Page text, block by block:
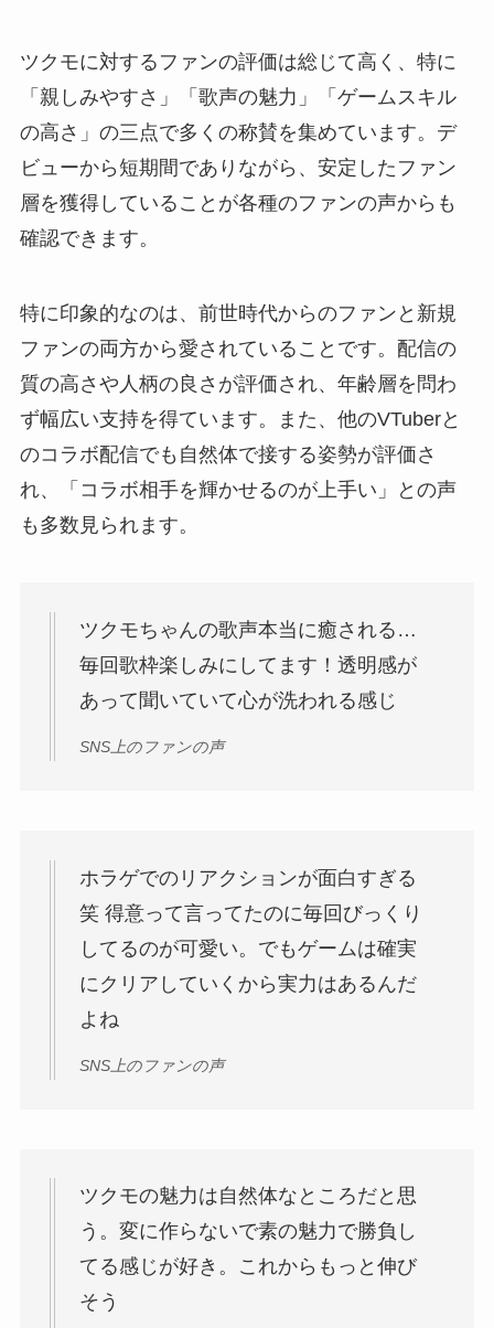
ツクモに対するファンの評価は総じて高く、特に
「親しみやすさ」「歌声の魅力」「ゲームスキル
の高さ」の三点で多くの称賛を集めています。デ
ビューから短期間でありながら、安定したファン
層を獲得していることが各種のファンの声からも
確認できます。
特に印象的なのは、前世時代からのファンと新規
ファンの両方から愛されていることです。配信の
質の高さや人柄の良さが評価され、年齢層を問わ
ず幅広い支持を得ています。また、他のVTuberと
のコラボ配信でも自然体で接する姿勢が評価さ
れ、「コラボ相手を輝かせるのが上手い」との声
も多数見られます。
ツクモちゃんの歌声本当に癒される…
毎回歌枠楽しみにしてます！透明感が
あって聞いていて心が洗われる感じ
SNS上のファンの声
ホラゲでのリアクションが面白すぎる
笑 得意って言ってたのに毎回びっくり
してるのが可愛い。でもゲームは確実
にクリアしていくから実力はあるんだ
よね
SNS上のファンの声
ツクモの魅力は自然体なところだと思
う。変に作らないで素の魅力で勝負し
てる感じが好き。これからもっと伸び
そう